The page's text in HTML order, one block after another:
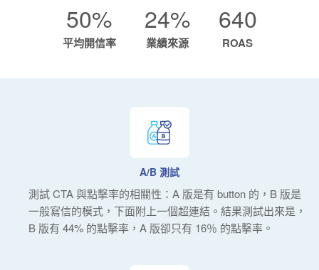
50%
平均開信率
24%
業績來源
640
ROAS
A/B 測試
測試 CTA 與點擊率的相關性：A 版是有 button 的，B 版是
一般寫信的模式，下面附上一個超連結。結果測試出來是，
B 版有 44% 的點擊率，A 版卻只有 16％ 的點擊率。